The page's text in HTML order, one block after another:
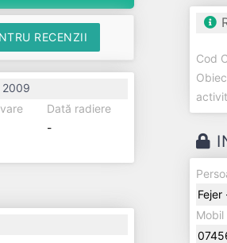
RECENZII
2009
Dată radiere
-
Cod
Fejer
Mobil